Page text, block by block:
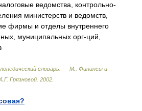
ведомства, контрольно-
министерств и ведомств,
фирмы и отделы внутреннего
муниципальных орг-ций,
словарь. — М.: Финансы и
Грязновой 2002